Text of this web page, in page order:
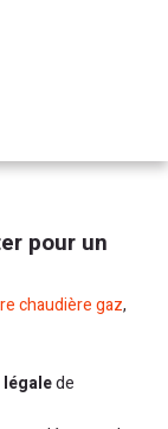
pour un
chaudière gaz,
de